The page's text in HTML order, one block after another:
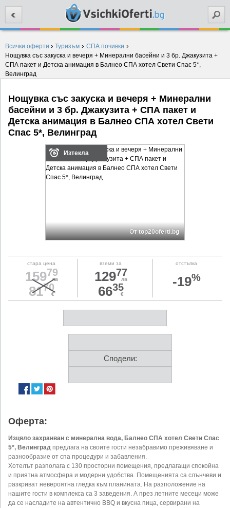
Всички оферти › Туризъм › СПА почивки ›
Нощувка със закуска и вечеря + Минерални басейни и 3 бр. Джакузита +
СПА пакет и Детска анимация в Балнео СПА хотел Свети Спас 5*,
Велинград
Нощувка със закуска и вечеря + Минерални
басейни и 3 бр. Джакузита + СПА пакет и
Детска анимация в Балнео СПА хотел Свети
Спас 5*, Велинград
Изтекла
От top20oferti.bg
стара цена
15979
лв
8170
€
вземи за
12977
лв
6635
€
отстъпка
-19%
Сподели:
Оферта:
Изцяло захранван с минерална вода, Балнео СПА хотел Свети Спас
5*, Велинград предлага на своите гости незабравимо преживяване и
разнообразие от спа процедури и забавления.
Хотелът разполага с 130 просторни помещения, предлагащи спокойна
и приятна атмосфера и модерни удобства. Помещенията са слънчеви и
разкриват невероятна гледка към планината. На разположение на
нашите гости в комплекса са 3 заведения. А през летните месеци може
да се насладите на автентично BBQ и вкусна пица, сервирани на